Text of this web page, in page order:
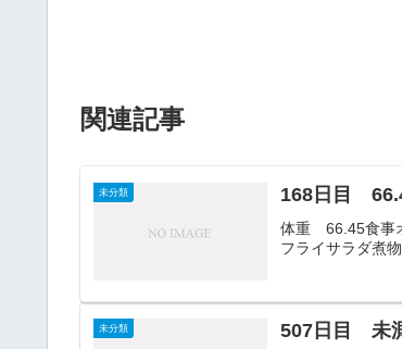
関連記事
未分類 168日目
体重 66.45食事
フライサラダ煮
未分類 507日目 未